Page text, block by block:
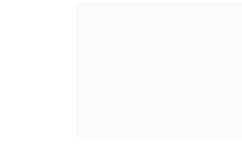
Nhiệm vụ của người chơi là đơn
chúng để nó trở nên đáng nhớ